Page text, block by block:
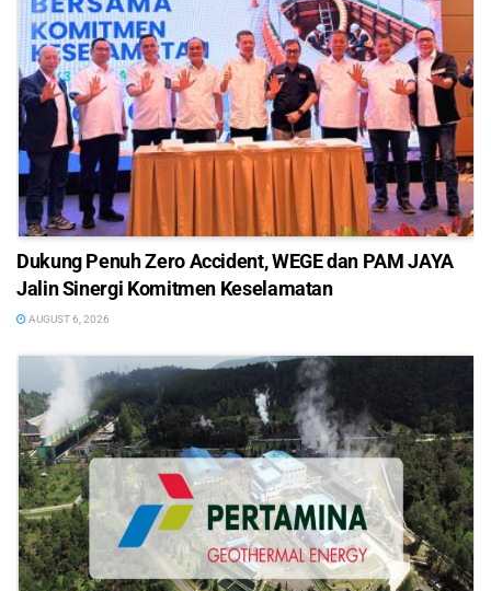
Dukung Penuh Zero Accident, WEGE dan PAM JAYA
Jalin Sinergi Komitmen Keselamatan
AUGUST 6, 2026